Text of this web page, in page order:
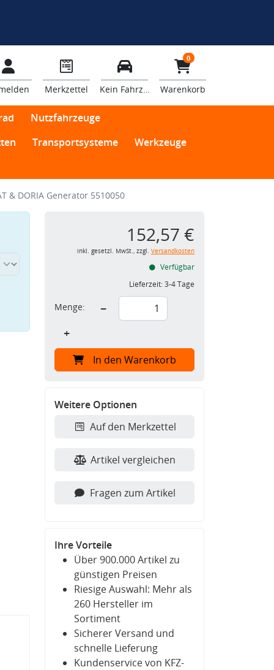
Merkzettel Kein Fahrzeug
0
Warenkorb
Nutzfahrzeuge
Transportsysteme
Werkzeuge
& DORIA Generator 5510050
152,57 €
inkl. gesetzl. MwSt., zzgl. Versandkosten
Verfügbar
Lieferzeit:3-4 Tage
Menge:
−
+
In den Warenkorb
Weitere Optionen
Auf den Merkzettel
Artikel vergleichen
Fragen zum Artikel
Ihre Vorteile
Über 900.000 Artikel zu
günstigen Preisen
Riesige Auswahl: Mehr als
260 Hersteller im
Sortiment
Sicherer Versand und
schnelle Lieferung
Kundenservice von KFZ-